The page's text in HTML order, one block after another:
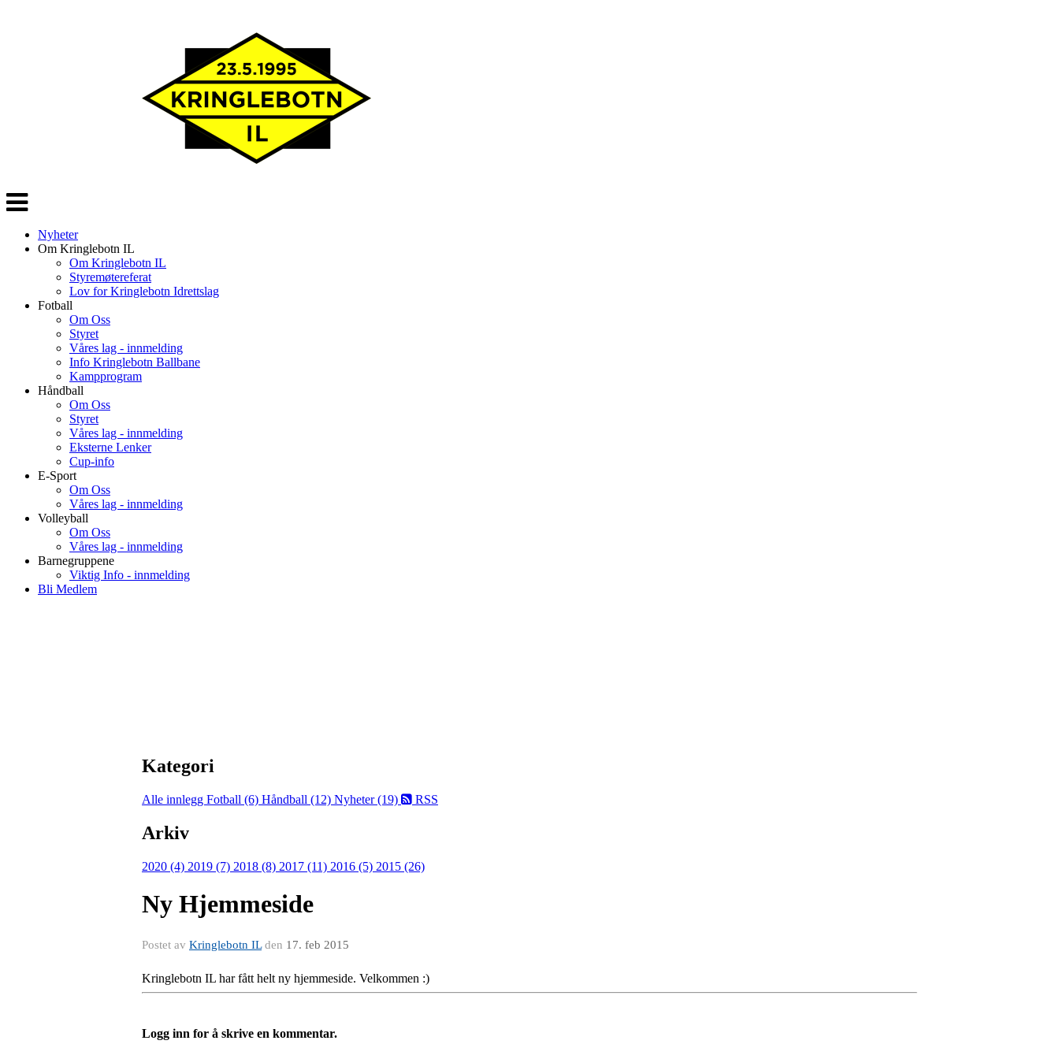
Veksle
navigasjon
Nyheter
Om Kringlebotn IL
Om Kringlebotn IL
Styremøtereferat
Lov for Kringlebotn Idrettslag
Fotball
Om Oss
Styret
Våres lag - innmelding
Info Kringlebotn Ballbane
Kampprogram
Håndball
Om Oss
Styret
Våres lag - innmelding
Eksterne Lenker
Cup-info
E-Sport
Om Oss
Våres lag - innmelding
Volleyball
Om Oss
Våres lag - innmelding
Barnegruppene
Viktig Info - innmelding
Bli Medlem
Kategori
Alle innlegg Fotball (6) Håndball (12) Nyheter (19) RSS
Arkiv
2020 (4) 2019 (7) 2018 (8) 2017 (11) 2016 (5) 2015 (26)
Ny Hjemmeside
Postet av Kringlebotn ILden 17. feb 2015
Kringlebotn IL har fått helt ny hjemmeside. Velkommen :)
Logg inn for å skrive en kommentar.